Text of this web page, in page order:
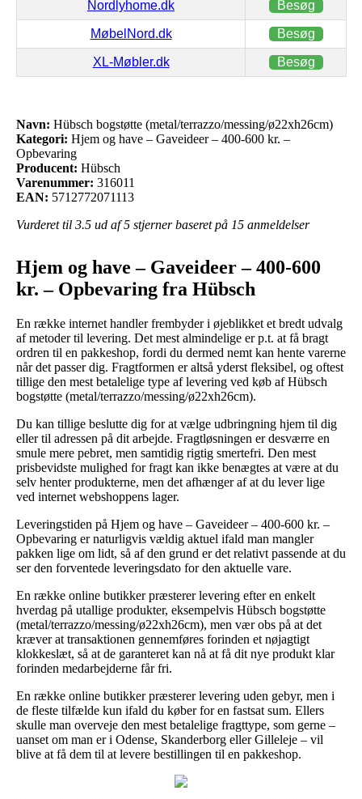
Nordlyhome.dk Besøg
MøbelNord.dk Besøg
XL-Møbler.dk Besøg
Navn: Hübsch bogstøtte (metal/terrazzo/messing/ø22xh26cm)
Kategori: Hjem og have – Gaveideer – 400-600 kr. –
Opbevaring
Producent: Hübsch
Varenummer: 316011
EAN: 5712772071113
Vurderet til 3.5 ud af 5 stjerner baseret på 15 anmeldelser
Hjem og have – Gaveideer – 400-600
kr. – Opbevaring fra Hübsch
En række internet handler frembyder i øjeblikket et bredt udvalg
af metoder til levering. Det mest almindelige er p.t. at få bragt
ordren til en pakkeshop, fordi du dermed nemt kan hente varerne
når det passer dig. Fragtformen er altså yderst fleksibel, og oftest
tillige den mest betalelige type af levering ved køb af Hübsch
bogstøtte (metal/terrazzo/messing/ø22xh26cm).
Du kan tillige beslutte dig for at vælge udbringning hjem til dig
eller til adressen på dit arbejde. Fragtløsningen er desværre en
smule mere pebret, men samtidig rigtig smertefri. Den mest
prisbevidste mulighed for fragt kan ikke benægtes at være at du
selv henter produkterne, men det afhænger af at du lever lige
ved internet webshoppens lager.
Leveringstiden på Hjem og have – Gaveideer – 400-600 kr. –
Opbevaring er naturligvis vældig aktuel ifald man mangler
pakken lige om lidt, så af den grund er det relativt passende at du
ser den forventede leveringsdato for den aktuelle vare.
En række online butikker præsterer levering efter en enkelt
hverdag på utallige produkter, eksempelvis Hübsch bogstøtte
(metal/terrazzo/messing/ø22xh26cm), men vær obs på at det
kræver at transaktionen gennemføres forinden et nøjagtigt
klokkeslæt, så at de garanteret kan nå at få dit nye produkt klar
forinden medarbejderne får fri.
En række online butikker præsterer levering uden gebyr, men i
de fleste tilfælde kun ifald du køber for en fastsat sum. Ellers
skulle man overveje den mest betalelige fragttype, som gerne –
uanset om man er i Odense, Skanderborg eller Gilleleje – vil
blive at få dem til at levere bestillingen til en pakkeshop.